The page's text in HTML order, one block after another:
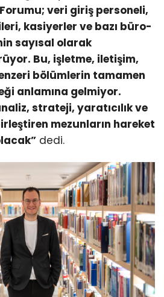
veri giriş personeli,
kasiyerler ve bazı büro-
sayısal olarak
Bu, işletme, iletişim,
bölümlerin tamamen
anlamına gelmiyor.
strateji, yaratıcılık ve
mezunların hareket
dedi.